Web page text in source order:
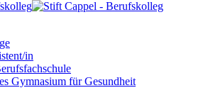
in
Gymnasium für Gesundheit